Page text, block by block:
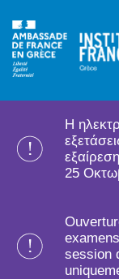
H
25
session